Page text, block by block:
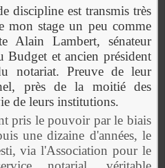
discipline est transmis très
mon stage un peu comme
Alain Lambert, sénateur
Budget et ancien président
notariat. Preuve de leur
près de la moitié des
de leurs institutions.
pris le pouvoir par le biais
une dizaine d'années, le
via l'Association pour le